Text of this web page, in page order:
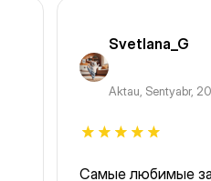
Svetlana_G
Aktau, Sentyabr,
Самые любимые